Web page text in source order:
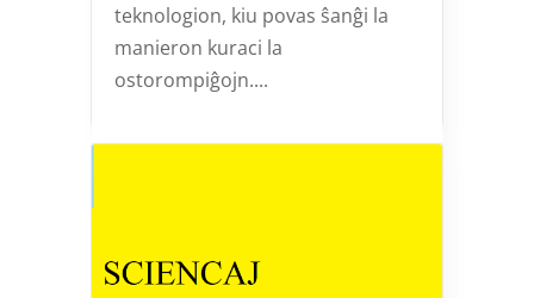
teknologion, kiu povas ŝanĝi la
manieron kuraci la
ostorompiĝojn....